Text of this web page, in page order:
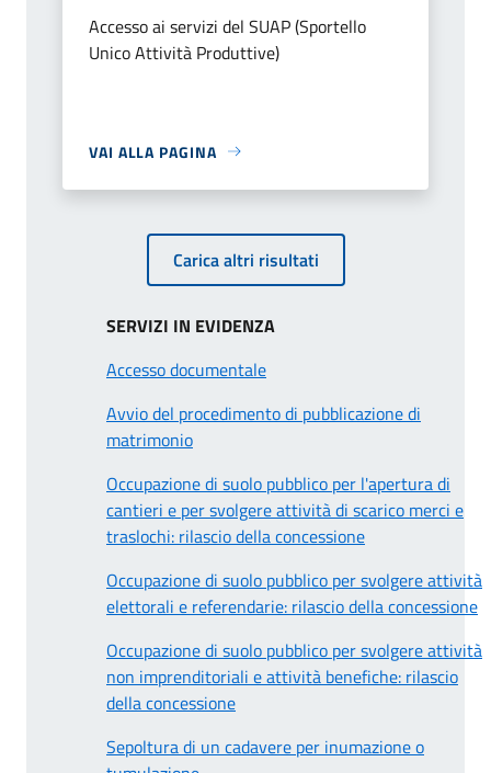
Accesso ai servizi del SUAP (Sportello
Unico Attività Produttive)
VAI ALLA PAGINA
Carica altri risultati
SERVIZI IN EVIDENZA
Accesso documentale
Avvio del procedimento di pubblicazione di
matrimonio
Occupazione di suolo pubblico per l'apertura di
cantieri e per svolgere attività di scarico merci e
traslochi: rilascio della concessione
Occupazione di suolo pubblico per svolgere attività
elettorali e referendarie: rilascio della concessione
Occupazione di suolo pubblico per svolgere attività
non imprenditoriali e attività benefiche: rilascio
della concessione
Sepoltura di un cadavere per inumazione o